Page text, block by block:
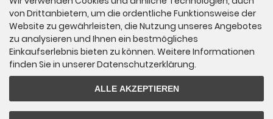
Informationen
Sitemap
Über uns
Vorteile von Kipping-Fossils
von Drittanbietern, um die ordentliche Funktionsweise der
Website zu gewährleisten, die Nutzung unseres Angebotes
zu analysieren und Ihnen ein bestmögliches
Einkaufserlebnis bieten zu können. Weitere Informationen
finden Sie in unserer Datenschutzerklärung.
ALLE AKZEPTIEREN